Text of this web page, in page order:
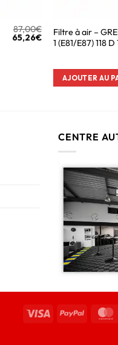
87,00€
65,26€
Filtre à air –
1 (E81/E87) 118 D
AJOUTER AU
CENTRE